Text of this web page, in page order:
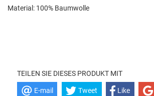
Material: 100% Baumwolle
TEILEN SIE DIESES PRODUKT MIT
E-mail Tweet Like